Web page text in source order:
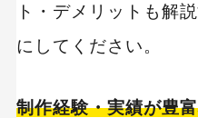
ト・デメリットも解
にしてください。
制作経験・実績が豊